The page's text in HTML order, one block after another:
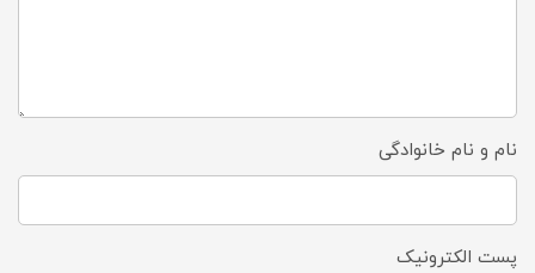
نام و نام خانوادگی
پست الکترونیک